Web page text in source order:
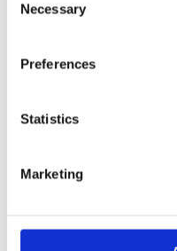
Selection
Necessary
Preferences
Statistics
Marketing
udviklet og lanceret i
fysioterapeut Elin
og varemærket Fysio
Flow siden.